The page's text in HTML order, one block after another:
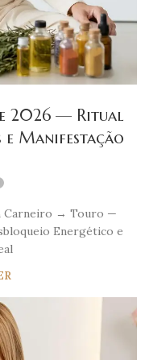
2026 — Ritual
e Manifestação
Carneiro → Touro —
Energético e